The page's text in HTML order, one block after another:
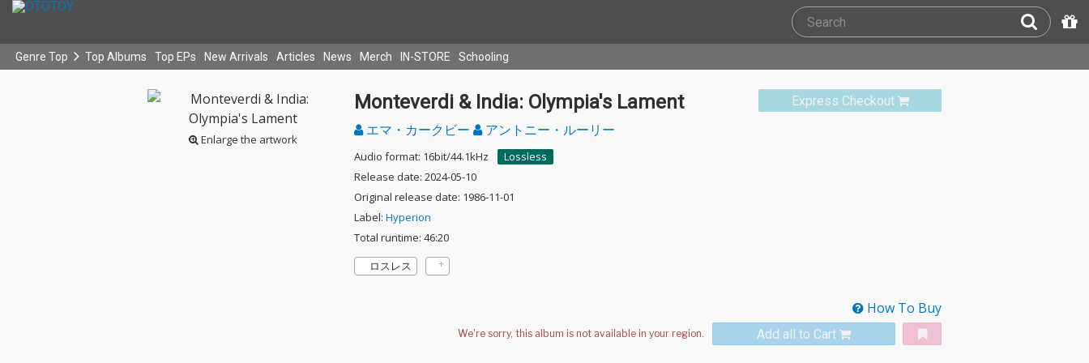
Genre Top Top Albums Top EPs New Arrivals Articles News Merch IN-STORE Schooling
Enlarge the artwork
Express Checkout
Monteverdi & India: Olympia's Lament
エマ・カークビー アントニー・ルーリー
Audio format: 16bit/44.1kHz
Lossless
Release date: 2024-05-10
Original release date: 1986-11-01
Label: Hyperion
Total runtime: 46:20
ロスレス
How To Buy
Add all to Cart